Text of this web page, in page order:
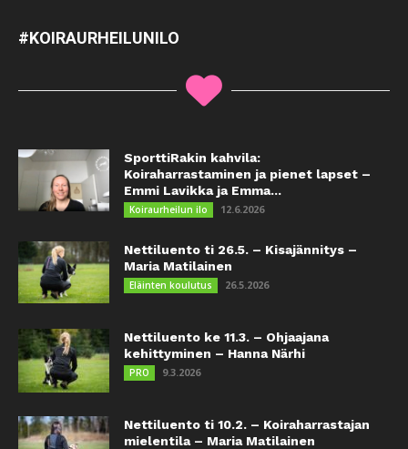
#KOIRAURHEILUNILO
SporttiRakin kahvila:
Koiraharrastaminen ja pienet lapset –
Emmi Lavikka ja Emma...
Koiraurheilun ilo 12.6.2026
Nettiluento ti 26.5. – Kisajännitys –
Maria Matilainen
Eläinten koulutus 26.5.2026
Nettiluento ke 11.3. – Ohjaajana
kehittyminen – Hanna Närhi
PRO 9.3.2026
Nettiluento ti 10.2. – Koiraharrastajan
mielentila – Maria Matilainen